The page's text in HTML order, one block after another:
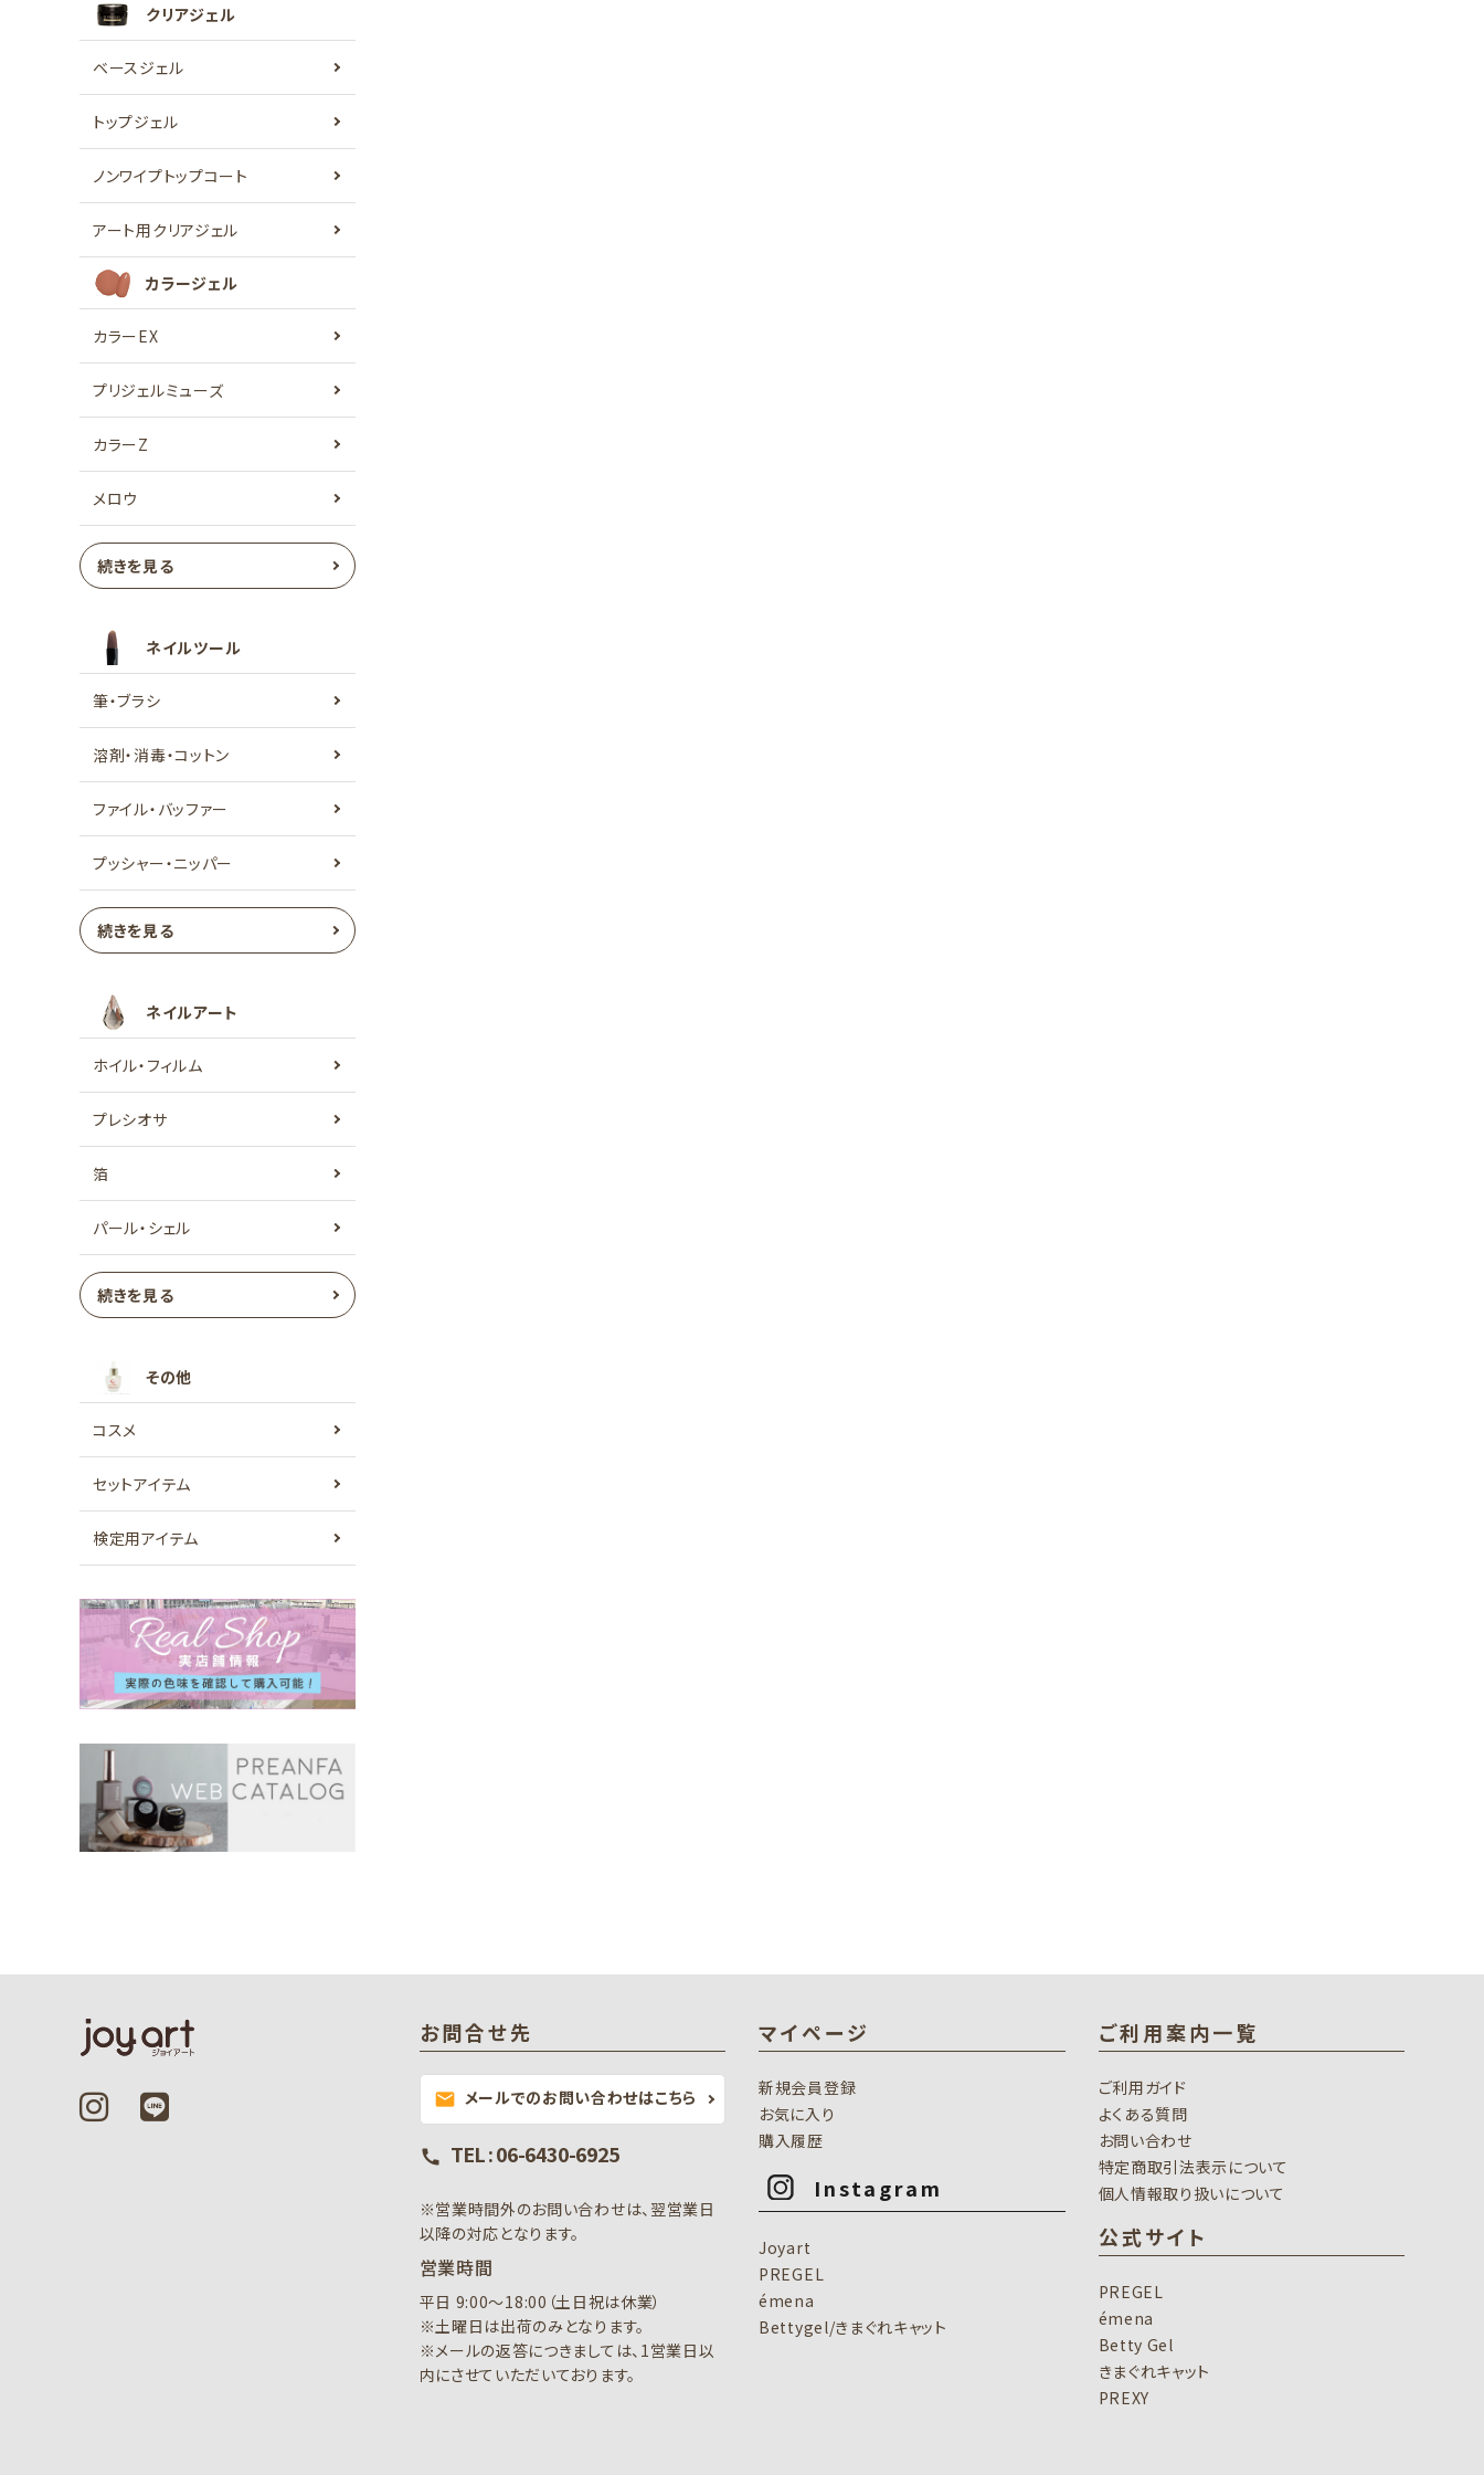
クリアジェル
ベースジェル
トップジェル
ノンワイプトップコート
アート用クリアジェル
カラージェル
カラーEX
プリジェルミューズ
カラーZ
メロウ
続きを見る
ネイルツール
筆・ブラシ
溶剤・消毒・コットン
ファイル・バッファー
プッシャー・ニッパー
続きを見る
ネイルアート
ホイル・フィルム
プレシオサ
箔
パール・シェル
続きを見る
その他
コスメ
セットアイテム
検定用アイテム
お問合せ先
mail メールでのお問い合わせはこちら
call TEL : 06-6430-6925
※営業時間外のお問い合わせは、翌営業日
以降の対応となります。
営業時間
平日 9:00～18:00（土日祝は休業）
※土曜日は出荷のみとなります。
※メールの返答につきましては、1営業日以
内にさせていただいております。
マイページ
新規会員登録
お気に入り
購入履歴
Instagram
Joyart
PREGEL
émena
Bettygel/きまぐれキャット
ご利用案内一覧
ご利用ガイド
よくある質問
お問い合わせ
特定商取引法表示について
個人情報取り扱いについて
公式サイト
PREGEL
émena
Betty Gel
きまぐれキャット
PREXY